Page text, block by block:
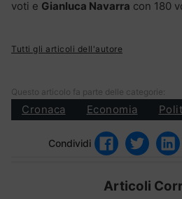
voti e Gianluca Navarra con 180
Tutti gli articoli dell'autore
Questo articolo fa parte delle categorie:
Cronaca Economia
Condividi
Articoli